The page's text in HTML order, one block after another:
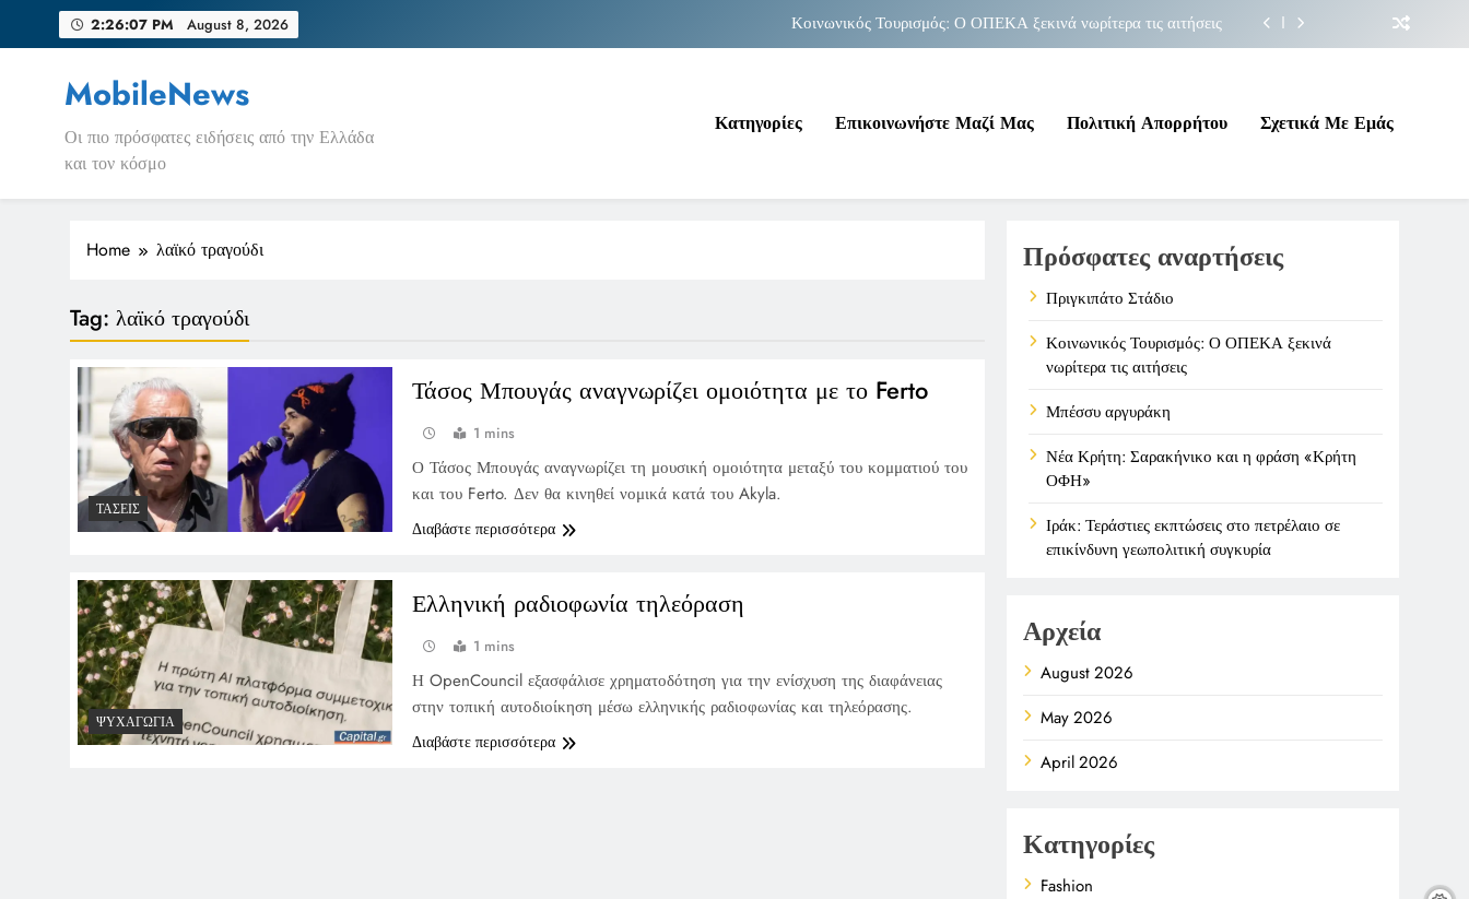
2:26:07 PM August 8, 2026
Κοινωνικός Τουρισμός: Ο ΟΠΕΚΑ ξεκινά νωρίτερα τις αιτήσεις
Νέα Κρήτη: Σαρακήνικο και η φράση «Κρήτη ΟΦΗ»
Κοινωνικός Τουρισμός: Ο ΟΠΕΚΑ ξεκινά νωρίτερα τις αιτήσεις
Μπέσσυ αργυράκη
Νέα Κρήτη: Σαρακήνικο και η φράση «Κρήτη ΟΦΗ»
MobileNews
Οι πιο πρόσφατες ειδήσεις από την Ελλάδα
και τον κόσμο
Κατηγορίες Επικοινωνήστε Μαζί Μας Πολιτική Απορρήτου Σχετικά Με Εμάς
Home λαϊκό τραγούδι
Tag: λαϊκό τραγούδι
ΤΆΣΕΙΣ
Τάσος Μπουγάς αναγνωρίζει ομοιότητα με το Ferto
1 mins
Ο Τάσος Μπουγάς αναγνωρίζει τη μουσική ομοιότητα μεταξύ του κομματιού του
και του Ferto. Δεν θα κινηθεί νομικά κατά του Akyla.
Διαβάστε περισσότερα
ΨΥΧΑΓΩΓΊΑ
Ελληνική ραδιοφωνία τηλεόραση
1 mins
Η OpenCouncil εξασφάλισε χρηματοδότηση για την ενίσχυση της διαφάνειας
στην τοπική αυτοδιοίκηση μέσω ελληνικής ραδιοφωνίας και τηλεόρασης.
Διαβάστε περισσότερα
Πρόσφατες αναρτήσεις
Πριγκιπάτο Στάδιο
Κοινωνικός Τουρισμός: Ο ΟΠΕΚΑ ξεκινά
νωρίτερα τις αιτήσεις
Μπέσσυ αργυράκη
Νέα Κρήτη: Σαρακήνικο και η φράση «Κρήτη
ΟΦΗ»
Ιράκ: Τεράστιες εκπτώσεις στο πετρέλαιο σε
επικίνδυνη γεωπολιτική συγκυρία
Αρχεία
August 2026
May 2026
April 2026
Κατηγορίες
Fashion